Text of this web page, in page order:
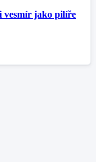
vesmír jako pilíře